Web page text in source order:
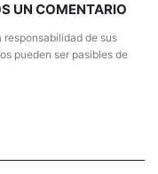
UN COMENTARIO
de sus
pueden ser pasibles de